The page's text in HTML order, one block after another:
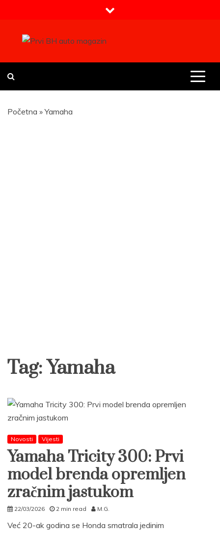
content
Prvi BH auto magazin
Početna »Yamaha
Tag:Yamaha
Novosti Vijesti
Yamaha Tricity 300: Prvi
model brenda opremljen
zračnim jastukom
22/03/2026 2 min read M.G.
Već 20-ak godina se Honda smatrala jedinim